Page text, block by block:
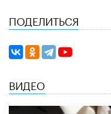
ПОДЕЛИТЬСЯ
ВИДЕО